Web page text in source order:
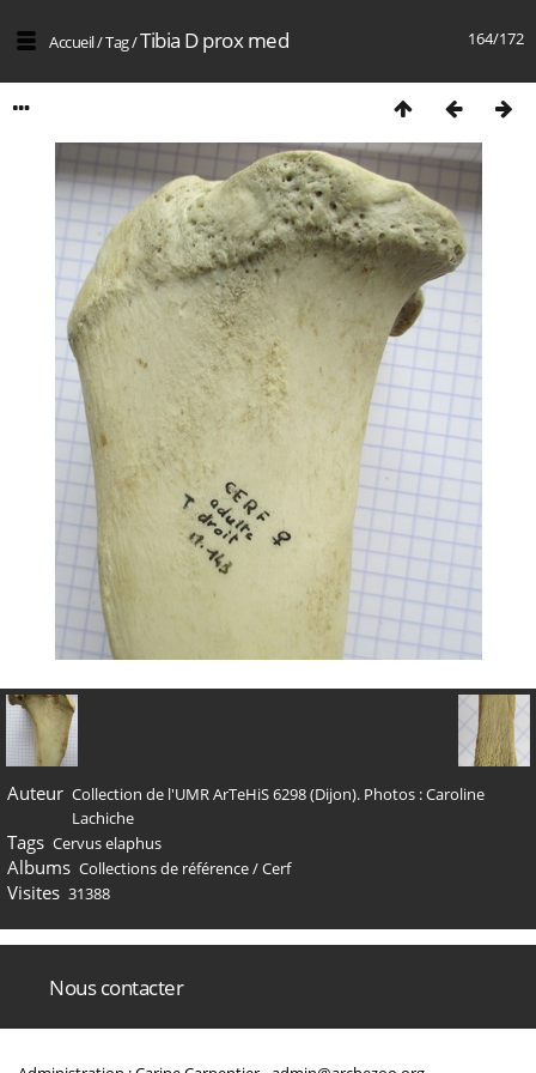
164/172
Accueil/Tag/Tibia D prox med
Auteur Collection de l'UMR ArTeHiS 6298 (Dijon). Photos : Caroline
Lachiche
Tags Cervus elaphus
Albums Collections de référence/Cerf
Visites 31388
Nous contacter